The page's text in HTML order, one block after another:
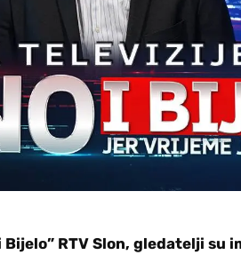
Bijelo” RTV Slon, gledatelji